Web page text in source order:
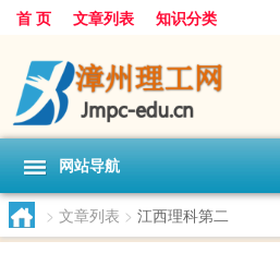
首 页 文章列表 知识分类
网站导航
> 文章列表 > 江西理科第二